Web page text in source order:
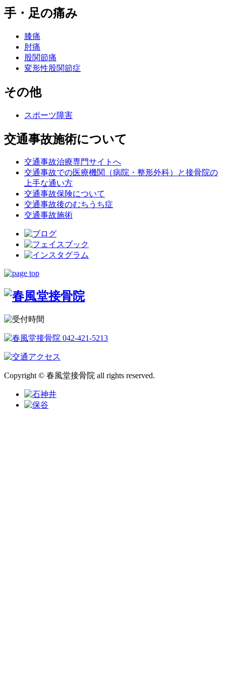
手・足の痛み
膝痛
肘痛
股関節痛
変形性股関節症
その他
スポーツ障害
交通事故施術について
交通事故治療専門サイトへ
交通事故での医療機関（病院・整形外科）と接骨院の
上手な通い方
交通事故保険について
交通事故後のむちうち症
交通事故施術
Copyright © 春風堂接骨院 all rights reserved.